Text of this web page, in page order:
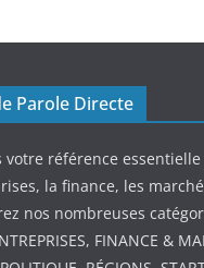
Parole Directe
votre référence
la finance, les
nos nombreuses
FINANCE &